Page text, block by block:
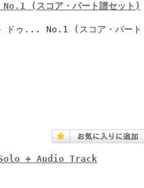
(スコア・パート譜セット)
ドゥ... No.1 (スコア・パート
+ Audio Track